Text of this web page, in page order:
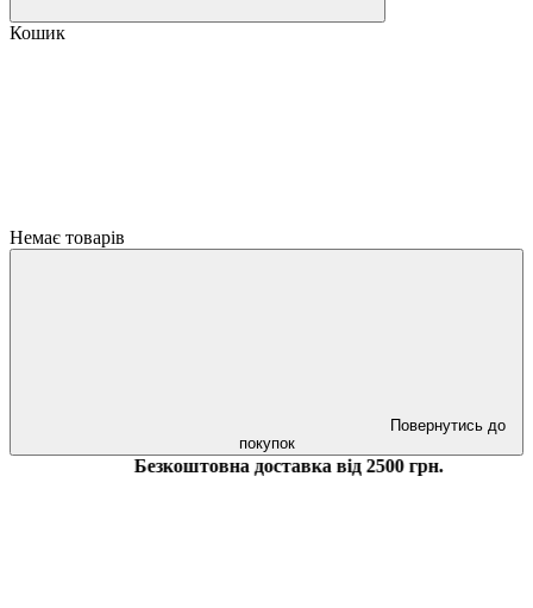
Кошик
Немає товарів
Повернутись до
покупок
Безкоштовна доставка від 2500 грн.